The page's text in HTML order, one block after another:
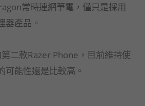
常時連網筆電，僅只是採用
器產品。
二款Razer Phone，目前維持使
可能性還是比較高。